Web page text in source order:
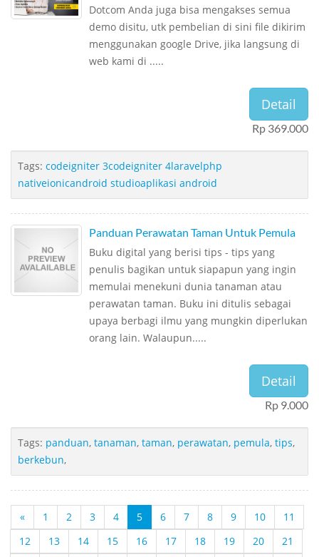
Dotcom Anda juga bisa mengakses semua
demo disitu, utk pembelian di sini file dikirim
menggunakan google Drive, jika langsung di
web kami di .....
Detail
Rp 369.000
Tags: codeigniter 3codeigniter 4laravelphp
nativeionicandroid studioaplikasi android
Panduan Perawatan Taman Untuk Pemula
Buku digital yang berisi tips - tips yang
penulis bagikan untuk siapapun yang ingin
memulai menekuni dunia tanaman atau
perawatan taman. Buku ini ditulis sebagai
upaya berbagi ilmu yang mungkin diperlukan
orang lain. Walaupun.....
Detail
Rp 9.000
Tags: panduan, tanaman, taman, perawatan, pemula, tips,
berkebun,
« 1 2 3 4 5 6 7 8 9 10
11
12
13 14 15 16 17 18 19 20
21